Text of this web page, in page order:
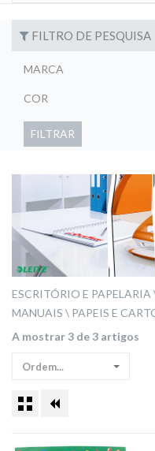
FILTRO DE PESQUISA
MARCA
COR
FILTRAR
ESCRITÓRIO E PAPELARIA
MANUAIS
PAPEIS E
A mostrar 3 de 3 artigos
Ordem...